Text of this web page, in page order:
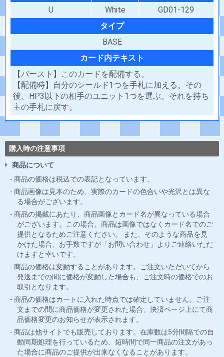
U
White
GD01-129
タイプ
BASE
カード内テキスト
【バースト】このカードを配備する。
【配備時】自分のシールド1つを手札に加える。その
後、HP3以下の相手のユニット1つを選ぶ。それを持ち
主の手札に戻す。
購入時の注意事項
商品について
商品の価格は税込での表記となっています。
商品画像は見本のため、実際のカードの色合いや光沢とは異な
る場合がございます。
商品の掲載にあたり、商品画像とカード名が異なっている場合
がございます。この場合、商品は画像ではなくカード名でのご
提供となるためご注意ください。 また、そのような商品を見
かけた場合、お手数ですが「お問い合わせ」よりご連絡いただ
けますと幸いです。
商品の価格は変動することがあります。ご注文いただいてから
発送までの間に価格が変動した場合も、ご注文時の価格でのお
取引となります。
商品の価格はカートに入れた時点では確定していません。ご注
文までの間に商品価格が変更された場合、決済ページ上にて商
品価格変更のお知らせが表示されます。
商品は他サイトでも販売しております。在庫数は5分間隔での自
動同期処理を行っているため、短時間で同一商品の注文があっ
た場合に商品のご提供が出来なくなることがあります。